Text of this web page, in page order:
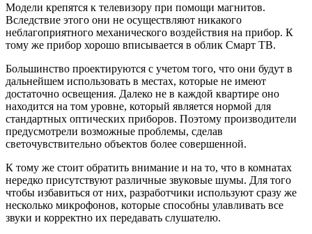
Модели крепятся к телевизору при помощи магнитов.
Вследствие этого они не осуществляют никакого
неблагоприятного механического воздействия на прибор. К
тому же прибор хорошо вписывается в облик Смарт ТВ.
Большинство проектируются с учетом того, что они будут в
дальнейшем использовать в местах, которые не имеют
достаточно освещения. Далеко не в каждой квартире оно
находится на том уровне, который является нормой для
стандартных оптических приборов. Поэтому производители
предусмотрели возможные проблемы, сделав
светочувствительно объектов более совершенной.
К тому же стоит обратить внимание и на то, что в комнатах
нередко присутствуют различные звуковые шумы. Для того
чтобы избавиться от них, разработчики используют сразу же
несколько микрофонов, которые способны улавливать все
звуки и корректно их передавать слушателю.